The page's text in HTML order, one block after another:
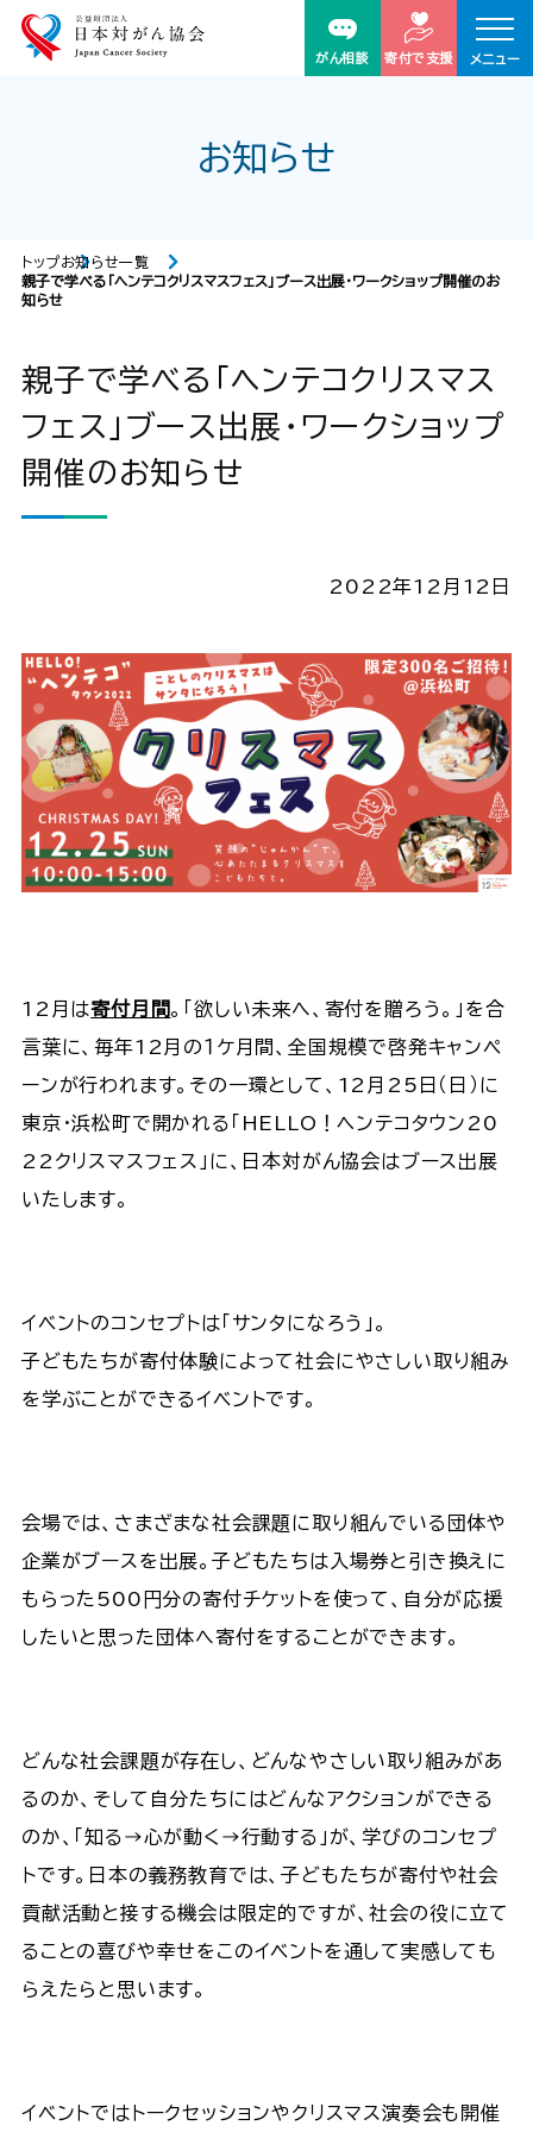
がん相談 寄付で支援 メニュー
お知らせ
トップお知らせ一覧
親子で学べる「ヘンテコクリスマスフェス」ブース出展・ワークショップ開催のお
知らせ
親子で学べる「ヘンテコクリスマス
フェス」ブース出展・ワークショップ
開催のお知らせ
2022年12月12日
12月は寄付月間。「欲しい未来へ、寄付を贈ろう。」を合
言葉に、毎年12月の１ケ月間、全国規模で啓発キャンペ
ーンが行われます。その一環として、12月25日（日）に
東京・浜松町で開かれる「HELLO！ヘンテコタウン20
22クリスマスフェス」に、日本対がん協会はブース出展
いたします。
イベントのコンセプトは「サンタになろう」。
子どもたちが寄付体験によって社会にやさしい取り組み
を学ぶことができるイベントです。
会場では、さまざまな社会課題に取り組んでいる団体や
企業がブースを出展。子どもたちは入場券と引き換えに
もらった500円分の寄付チケットを使って、自分が応援
したいと思った団体へ寄付をすることができます。
どんな社会課題が存在し、どんなやさしい取り組みがあ
るのか、そして自分たちにはどんなアクションができる
のか、「知る→心が動く→行動する」が、学びのコンセプ
トです。日本の義務教育では、子どもたちが寄付や社会
貢献活動と接する機会は限定的ですが、社会の役に立て
ることの喜びや幸せをこのイベントを通して実感しても
らえたらと思います。
イベントではトークセッションやクリスマス演奏会も開催